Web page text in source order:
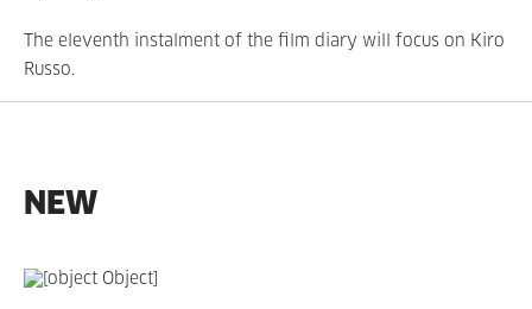
The eleventh instalment of the film diary will focus on Kiro
Russo.
NEW